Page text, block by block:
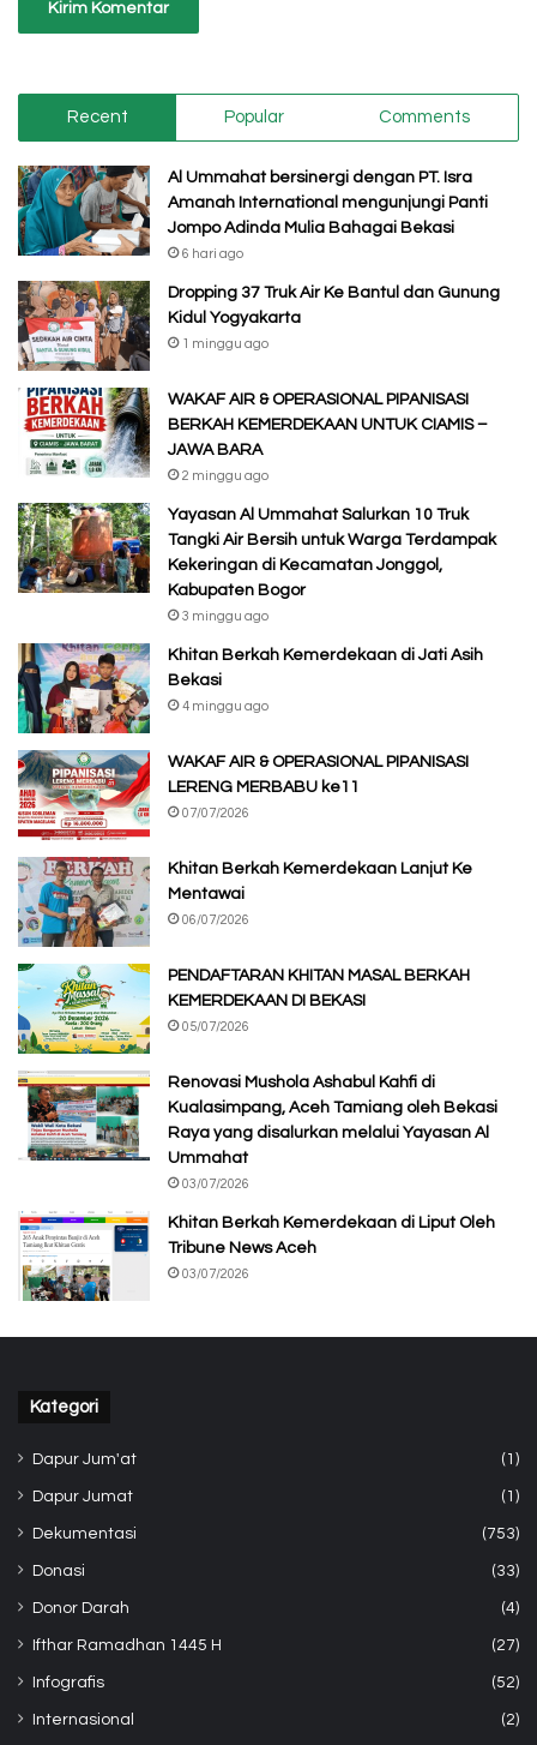
Recent Popular Comments
Al Ummahat bersinergi dengan PT. Isra
Amanah International mengunjungi Panti
Jompo Adinda Mulia Bahagai Bekasi
6 hari ago
Dropping 37 Truk Air Ke Bantul dan Gunung
Kidul Yogyakarta
1 minggu ago
WAKAF AIR & OPERASIONAL PIPANISASI
BERKAH KEMERDEKAAN UNTUK CIAMIS –
JAWA BARA
2 minggu ago
Yayasan Al Ummahat Salurkan 10 Truk
Tangki Air Bersih untuk Warga Terdampak
Kekeringan di Kecamatan Jonggol,
Kabupaten Bogor
3 minggu ago
Khitan Berkah Kemerdekaan di Jati Asih
Bekasi
4 minggu ago
WAKAF AIR & OPERASIONAL PIPANISASI
LERENG MERBABU ke11
07/07/2026
Khitan Berkah Kemerdekaan Lanjut Ke
Mentawai
06/07/2026
PENDAFTARAN KHITAN MASAL BERKAH
KEMERDEKAAN DI BEKASI
05/07/2026
Renovasi Mushola Ashabul Kahfi di
Kualasimpang, Aceh Tamiang oleh Bekasi
Raya yang disalurkan melalui Yayasan Al
Ummahat
03/07/2026
Khitan Berkah Kemerdekaan di Liput Oleh
Tribune News Aceh
03/07/2026
Kategori
Dapur Jum'at (1)
Dapur Jumat (1)
Dekumentasi (753)
Donasi (33)
Donor Darah (4)
Ifthar Ramadhan 1445 H (27)
Infografis (52)
Internasional (2)